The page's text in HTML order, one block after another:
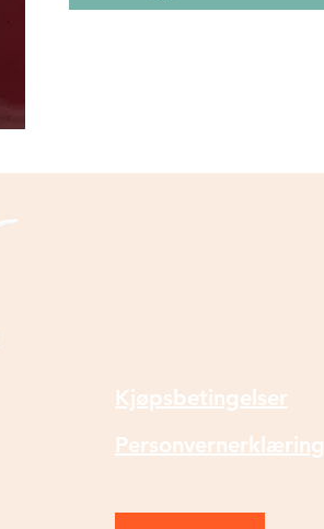
Kjøpsbetingelser
Personvernerklæring